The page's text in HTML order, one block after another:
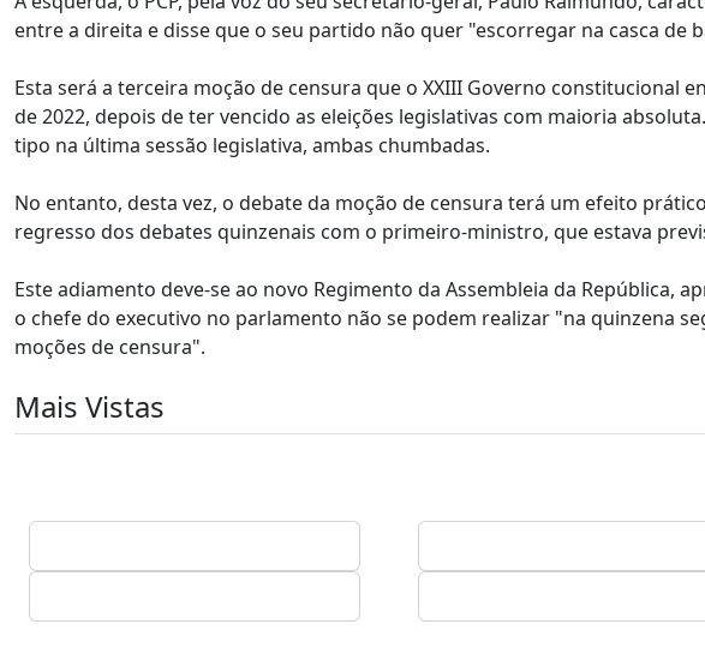
entre a direita e disse que o seu partido não quer "escorregar na casca de
Esta será a terceira moção de censura que o XXIII Governo constitucional
de 2022, depois de ter vencido as eleições legislativas com maioria
tipo na última sessão legislativa, ambas chumbadas.
No entanto, desta vez, o debate da moção de censura terá um efeito
regresso dos debates quinzenais com o primeiro-ministro, que estava
Este adiamento deve-se ao novo Regimento da Assembleia da República,
o chefe do executivo no parlamento não se podem realizar "na quinzena
moções de censura".
Mais Vistas